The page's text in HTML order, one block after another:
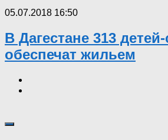
05.07.2018 16:50
В Дагестане 313
обеспечат жильем